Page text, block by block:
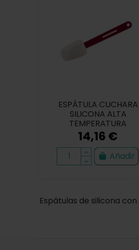
ESPÁTULA CUCHARA
SILICONA ALTA
TEMPERATURA
14,16 €
Añadir
Espátulas de silicona